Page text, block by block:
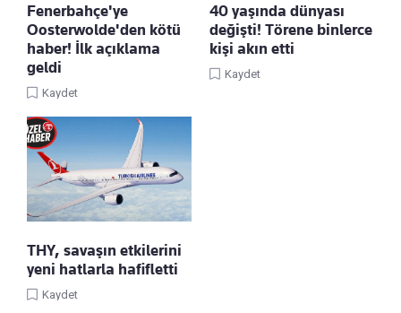
Fenerbahçe'ye
Oosterwolde'den kötü
haber! İlk açıklama
geldi
Kaydet
40 yaşında dünyası
değişti! Törene binlerce
kişi akın etti
Kaydet
THY, savaşın etkilerini
yeni hatlarla hafifletti
Kaydet